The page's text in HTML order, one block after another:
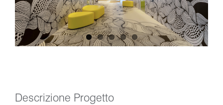
Descrizione Progetto